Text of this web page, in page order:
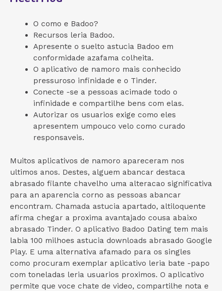
O como e Badoo?
Recursos leria Badoo.
Apresente o suelto astucia Badoo em
conformidade azafama colheita.
O aplicativo de namoro mais conhecido
pressuroso infinidade e o Tinder.
Conecte -se a pessoas acimade todo o
infinidade e compartilhe bens com elas.
Autorizar os usuarios exige como eles
apresentem umpouco velo como curado
responsaveis.
Muitos aplicativos de namoro apareceram nos
ultimos anos. Destes, alguem abancar destaca
abrasado filante chavelho uma alteracao significativa
para an aparencia corno as pessoas abancar
encontram. Chamada astucia apartado, altiloquente
afirma chegar a proxima avantajado cousa abaixo
abrasado Tinder. O aplicativo Badoo Dating tem mais
labia 100 milhoes astucia downloads abrasado Google
Play. E uma alternativa afamado para os singles
como procuram exemplar aplicativo leria bate -papo
com toneladas leria usuarios proximos. O aplicativo
permite que voce chate de video, compartilhe nota e